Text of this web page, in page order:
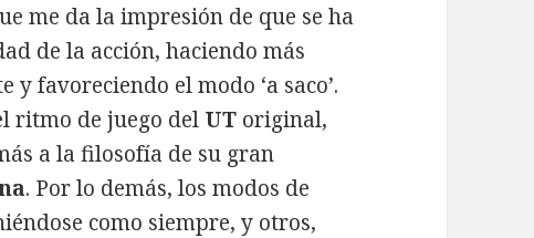
me da la impresión de que se ha
de la acción, haciendo más
favoreciendo el modo ‘a saco’.
ritmo de juego del UT original,
a la filosofía de su gran
. Por lo demás, los modos de
como siempre, y otros,